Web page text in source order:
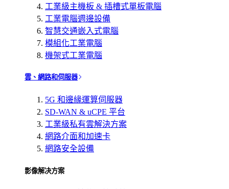
工業級主機板 & 插槽式單板電腦
工業電腦週邊設備
智慧交通嵌入式電腦
模組化工業電腦
機架式工業電腦
雲、網路和伺服器
5G 和邊緣運算伺服器
SD-WAN & uCPE 平台
工業級私有雲解決方案
網路介面和加速卡
網路安全設備
影像解决方案